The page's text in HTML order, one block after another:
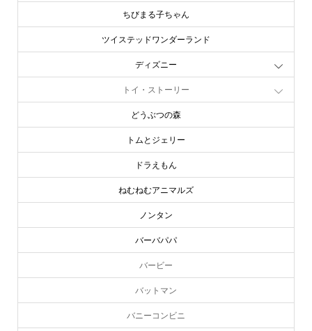
ちびまる子ちゃん
ツイステッドワンダーランド
ディズニー
トイ・ストーリー
どうぶつの森
トムとジェリー
ドラえもん
ねむねむアニマルズ
ノンタン
バーバパパ
バービー
バットマン
バニーコンビニ